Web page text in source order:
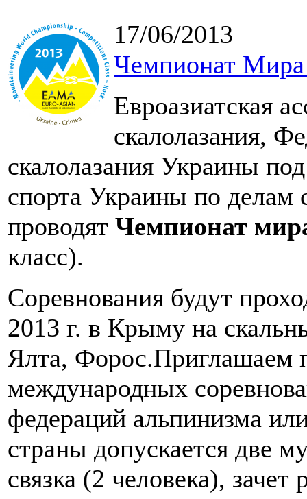
17/06/2013
Чемпионат
Евроазиатская
скалолазания,
скалолазания Украины
спорта Украины по делам
проводят Чемпионат
класс).
Соревнования будут
2013 г. в Крыму на
Ялта, Форос.Приглашаем
международных
федераций альпинизма
страны допускается две
связка (2 человека),